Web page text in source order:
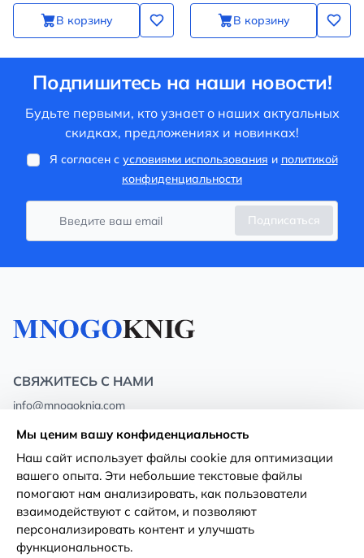
В корзину В корзину
Подпишитесь на наши новости!
Будьте первыми, кто узнает о наших актуальных
скидках, предложениях и новинках!
Я согласен с условиями использования и политикой
конфиденциальности
Подписаться
СВЯЖИТЕСЬ С НАМИ
info@mnogoknig.com
Rīga, Augusta Deglava 69d, LV-1082
О нас
Магазины
Доставка и оплата
Политика
конфиденциальности
Условия использования
Мы ценим вашу конфиденциальность
Наш сайт использует файлы cookie для оптимизации
вашего опыта. Эти небольшие текстовые файлы
помогают нам анализировать, как пользователи
взаимодействуют с сайтом, и позволяют
персонализировать контент и улучшать
функциональность.